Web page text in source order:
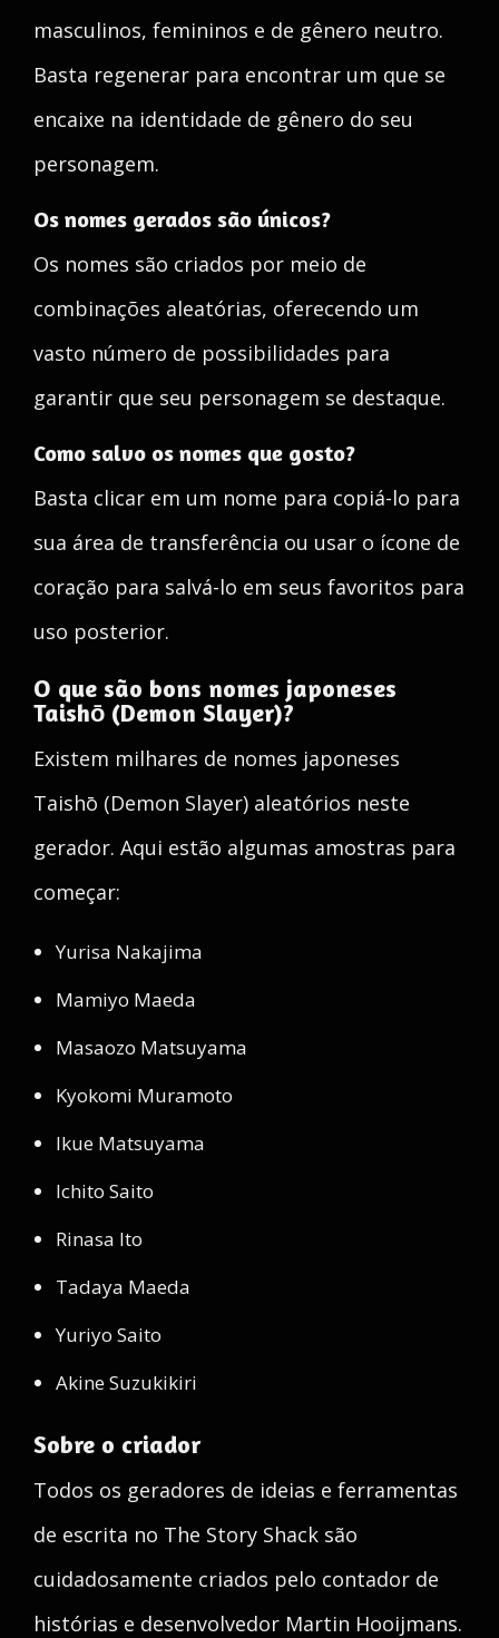
masculinos, femininos e de gênero neutro.
Basta regenerar para encontrar um que se
encaixe na identidade de gênero do seu
personagem.
Os nomes gerados são únicos?
Os nomes são criados por meio de
combinações aleatórias, oferecendo um
vasto número de possibilidades para
garantir que seu personagem se destaque.
Como salvo os nomes que gosto?
Basta clicar em um nome para copiá-lo para
sua área de transferência ou usar o ícone de
coração para salvá-lo em seus favoritos para
uso posterior.
O que são bons nomes japoneses
Taishō (Demon Slayer)?
Existem milhares de nomes japoneses
Taishō (Demon Slayer) aleatórios neste
gerador. Aqui estão algumas amostras para
começar:
Yurisa Nakajima
Mamiyo Maeda
Masaozo Matsuyama
Kyokomi Muramoto
Ikue Matsuyama
Ichito Saito
Rinasa Ito
Tadaya Maeda
Yuriyo Saito
Akine Suzukikiri
Sobre o criador
Todos os geradores de ideias e ferramentas
de escrita no The Story Shack são
cuidadosamente criados pelo contador de
histórias e desenvolvedor Martin Hooijmans.